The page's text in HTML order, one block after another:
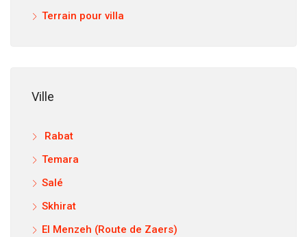
Terrain pour villa
Ville
Rabat
Temara
Salé
Skhirat
El Menzeh (Route de Zaers)